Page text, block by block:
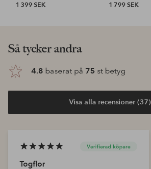
1 399 SEK
1 799 SEK
Så tycker andra
4.8 baserat på 75 st betyg
Visa alla recensioner (37)
Verifierad köpare
Togflor